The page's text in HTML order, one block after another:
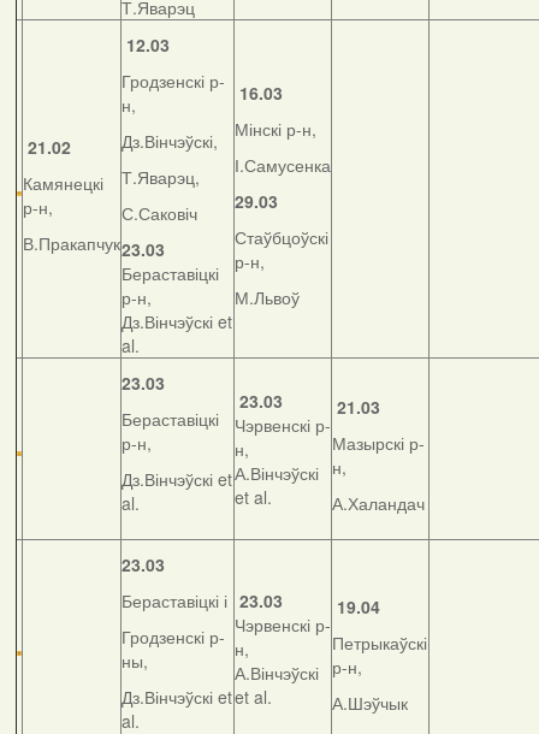
Т.Яварэц
21.02
Камянецкі
р-н,
В.Пракапчук
12.03
Гродзенскі р-
н,
Дз.Вінчэўскі,
Т.Яварэц,
С.Саковіч
23.03
Бераставіцкі
р-н,
Дз.Вінчэўскі et
al.
16.03
Мінскі р-н,
І.Самусенка
29.03
Стаўбцоўскі
р-н,
М.Львоў
23.03
Бераставіцкі
р-н,
Дз.Вінчэўскі et
al.
23.03
Чэрвенскі р-
н,
А.Вінчэўскі
et al.
21.03
Мазырскі р-
н,
А.Халандач
23.03
Бераставіцкі і
Гродзенскі р-
ны,
Дз.Вінчэўскі et
al.
23.03
Чэрвенскі р-
н,
А.Вінчэўскі
et al.
19.04
Петрыкаўскі
р-н,
А.Шэўчык